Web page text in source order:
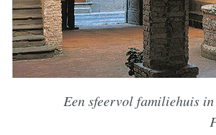
Een sfeervol familiehuis